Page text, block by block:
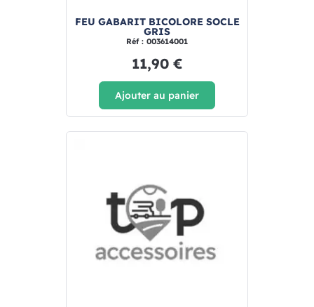
FEU GABARIT BICOLORE SOCLE
GRIS
Réf : 003614001
11,90 €
Ajouter au panier